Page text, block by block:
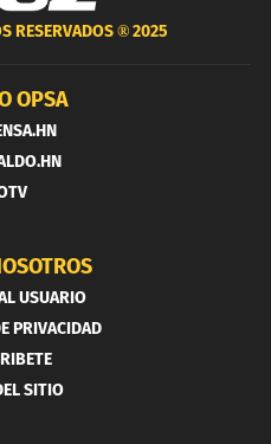
RESERVADOS ®2025
OPSA
USUARIO
PRIVACIDAD
SITIO